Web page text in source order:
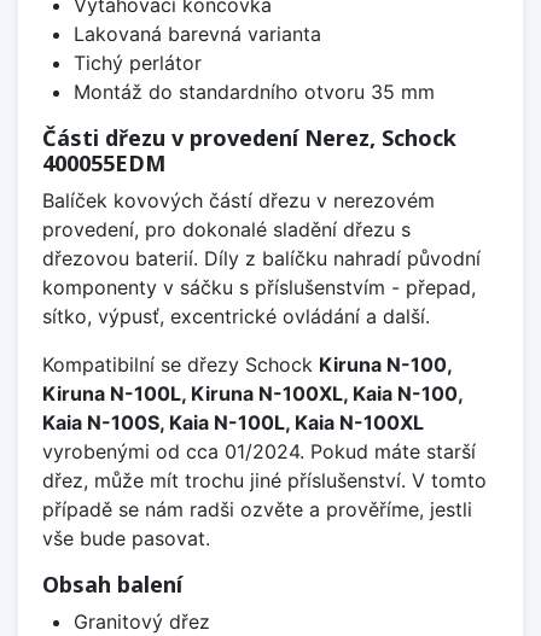
Vytahovací koncovka
Lakovaná barevná varianta
Tichý perlátor
Montáž do standardního otvoru 35 mm
Části dřezu v provedení Nerez, Schock
400055EDM
Balíček kovových částí dřezu v nerezovém
provedení, pro dokonalé sladění dřezu s
dřezovou baterií. Díly z balíčku nahradí původní
komponenty v sáčku s příslušenstvím - přepad,
sítko, výpusť, excentrické ovládání a další.
Kompatibilní se dřezy Schock Kiruna N-100,
Kiruna N-100L, Kiruna N-100XL, Kaia N-100,
Kaia N-100S, Kaia N-100L, Kaia N-100XL
vyrobenými od cca 01/2024. Pokud máte starší
dřez, může mít trochu jiné příslušenství. V tomto
případě se nám radši ozvěte a prověříme, jestli
vše bude pasovat.
Obsah balení
Granitový dřez